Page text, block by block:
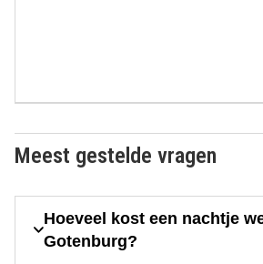
Meest gestelde vragen
Hoeveel kost een nachtje
Gotenburg?